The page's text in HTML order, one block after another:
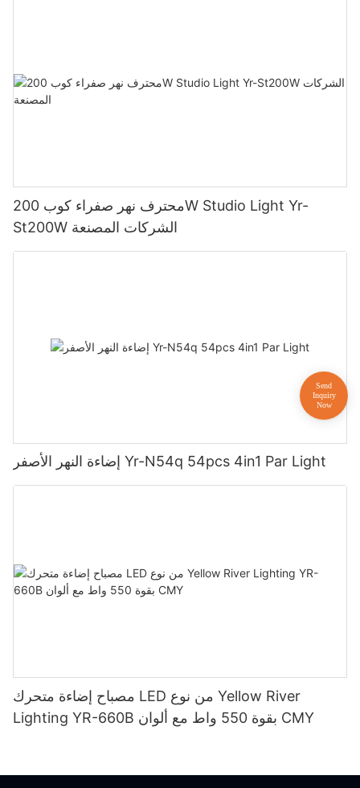
محترف نهر صفراء كوب 200W Studio Light Yr-
St200W الشركات المصنعة
إضاءة النهر الأصفر Yr-N54q 54pcs 4in1 Par Light
مصباح إضاءة متحرك LED من نوع Yellow River
Lighting YR-660B بقوة 550 واط مع ألوان CMY